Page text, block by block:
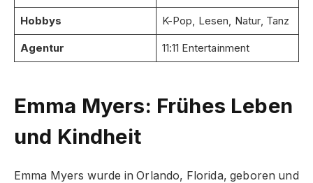
Hobbys K-Pop, Lesen, Natur, Tanz
Agentur 11:11 Entertainment
Emma Myers: Frühes Leben
und Kindheit
Emma Myers wurde in Orlando, Florida, geboren und